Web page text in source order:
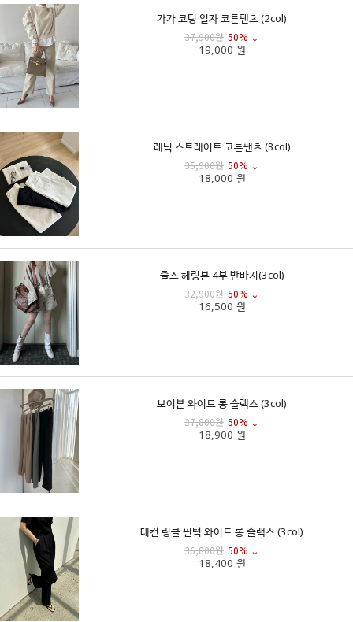
가가 코팅 일자 코튼팬츠 (2col)
37,900원 50% ↓
19,000 원
레닉 스트레이트 코튼팬츠 (3col)
35,900원 50% ↓
18,000 원
줄스 헤링본 4부 반바지(3col)
32,900원 50% ↓
16,500 원
보이븐 와이드 롱 슬랙스 (3col)
37,800원 50% ↓
18,900 원
데컨 링클 핀턱 와이드 롱 슬랙스 (3col)
36,800원 50% ↓
18,400 원